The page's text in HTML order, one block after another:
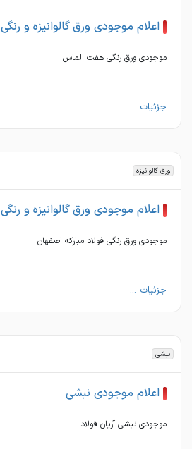
اعلام موجودی ورق گالوانیزه و رنگی
موجودی ورق رنگی هفت الماس
جزئیات ...
ورق گالوانیزه
اعلام موجودی ورق گالوانیزه و رنگی
موجودی ورق رنگی فولاد مبارکه اصفهان
جزئیات ...
نبشی
اعلام موجودی نبشی
موجودی نبشی آریان فولاد